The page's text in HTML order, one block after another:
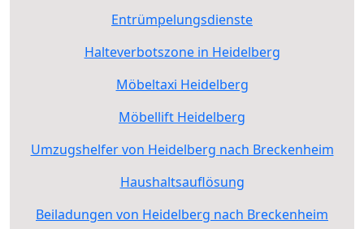
Entrümpelungsdienste
Halteverbotszone in Heidelberg
Möbeltaxi Heidelberg
Möbellift Heidelberg
Umzugshelfer von Heidelberg nach Breckenheim
Haushaltsauflösung
Beiladungen von Heidelberg nach Breckenheim